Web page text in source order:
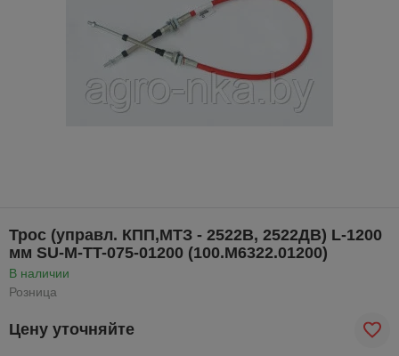
Трос (управл. КПП,МТЗ - 2522В, 2522ДВ) L-1200
мм SU-M-TT-075-01200 (100.М6322.01200)
В наличии
Розница
Цену уточняйте